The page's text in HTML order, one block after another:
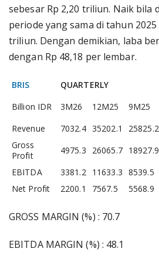
sebesar Rp 2,20 triliun. Naik bila
periode yang sama di tahun 2025
triliun. Dengan demikian, laba
dengan Rp 48,18 per lembar.
BRIS
QUARTERLY
Billion IDR
3M26 12M25 9M25
Revenue
7032.4 35202.1 25825.2
Gross
Profit
4975.3 26065.7 18927.9
EBITDA
3381.2 11633.3 8539.5
Net Profit
2200.1 7567.5 5568.9
GROSS MARGIN (%) : 70.7
EBITDA MARGIN (%) : 48.1